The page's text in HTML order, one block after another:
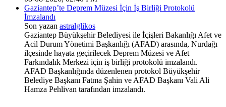
Gaziantep’te Deprem Müzesi İçin İş Birliği Protokolü
İmzalandı
Son yazan astralglikos
Gaziantep Büyükşehir Belediyesi ile İçişleri Bakanlığı Afet ve
Acil Durum Yönetimi Başkanlığı (AFAD) arasında, Nurdağı
ilçesinde hayata geçirilecek Deprem Müzesi ve Afet
Farkındalık Merkezi için iş birliği protokolü imzalandı.
AFAD Başkanlığında düzenlenen protokol Büyükşehir
Belediye Başkanı Fatma Şahin ve AFAD Başkanı Vali Ali
Hamza Pehlivan tarafından imzalandı.